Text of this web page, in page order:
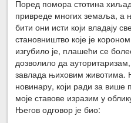
Поред помора стотина
привреде многих земаља, а
бити они исти који владају
становништво које је
изгубило је, плашећи се
дозволило да
завлада њиховим животима.
новинару, који ради за
моје ставове изразим у
Његов одговор је био: